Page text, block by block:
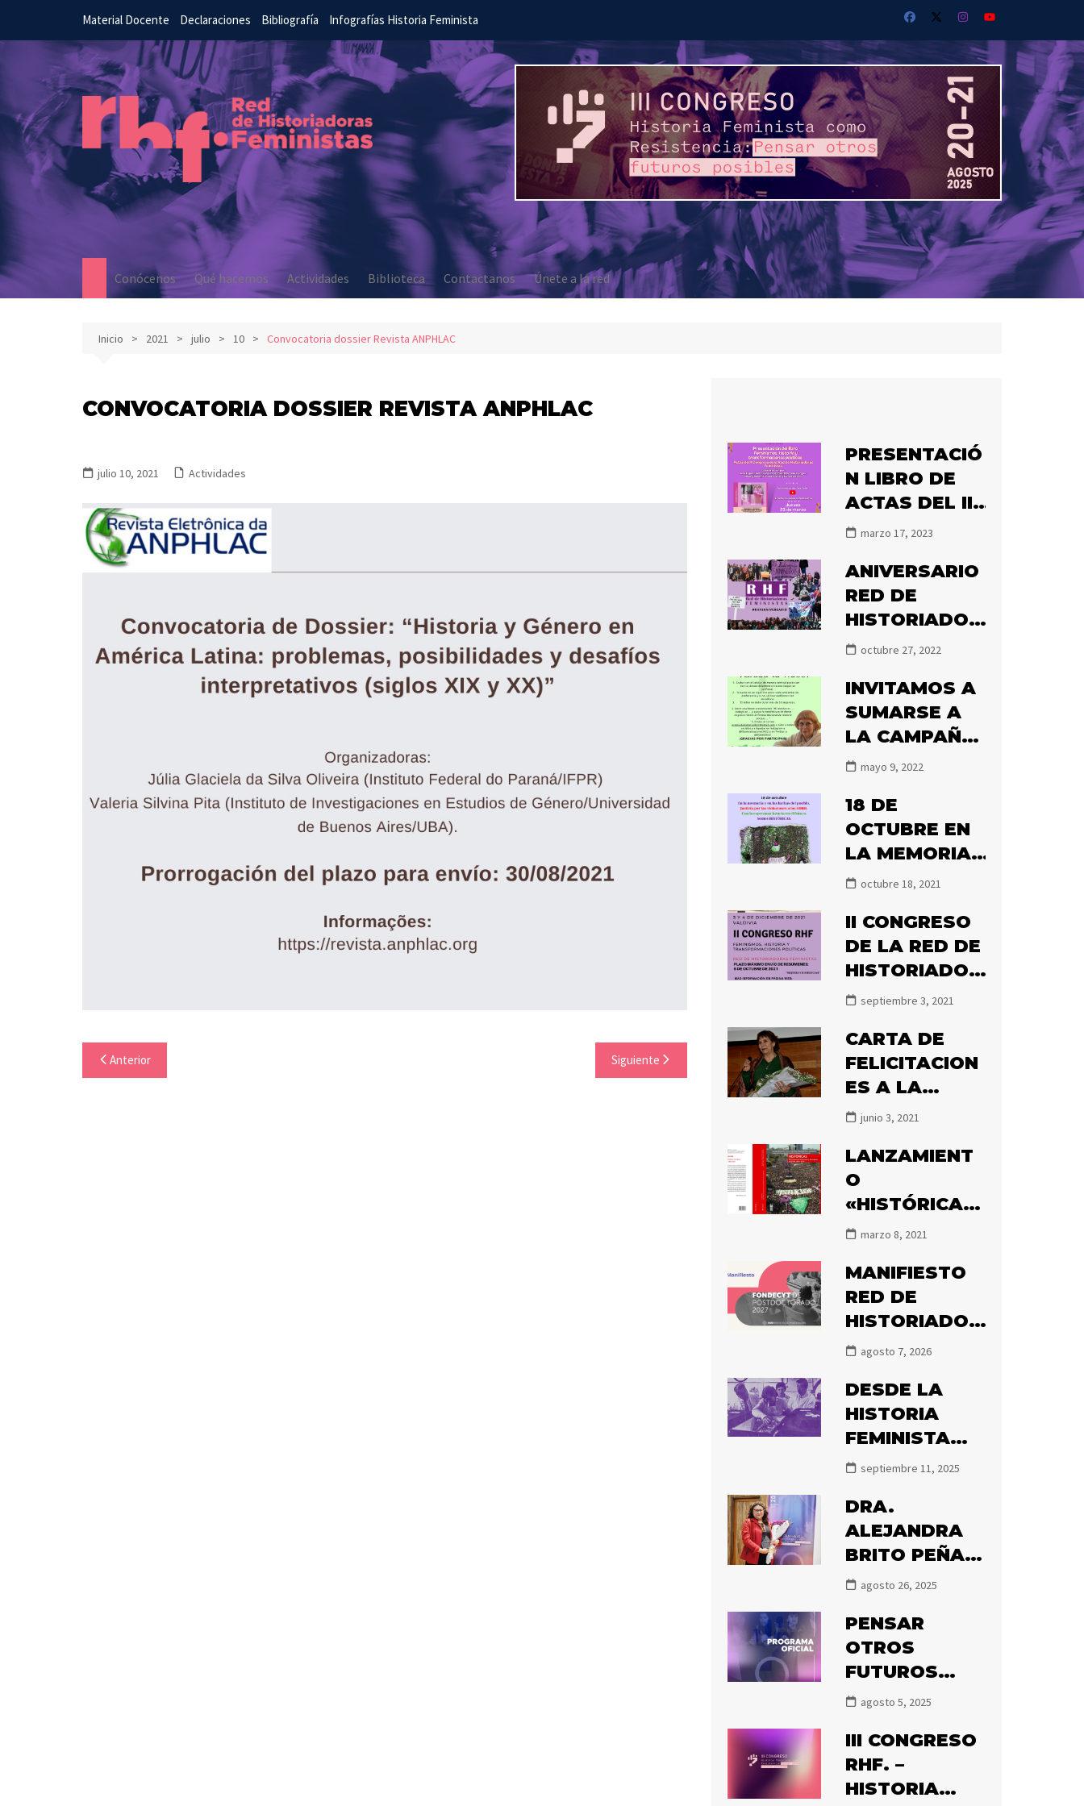
Material Docente Declaraciones Bibliografía Infografías Historia Feminista
Conócenos Qué hacemos Actividades Biblioteca Contactanos Únete a la red
Inicio 2021 julio 10 Convocatoria dossier Revista ANPHLAC
CONVOCATORIA DOSSIER REVISTA ANPHLAC
julio 10, 2021 Actividades
Anterior Siguiente
PRESENTACIÓ
N LIBRO DE
ACTAS DEL II
CONGRESO
«FEMINISMOS
, HISTORIA Y
TRANSFORMA
CIÓN
marzo 17, 2023
ANIVERSARIO
RED DE
HISTORIADOR
ASoctubre 27, 2022
INVITAMOS A
SUMARSE A
LA CAMPAÑA
#ILLANESALN
mayo 9, 2022
18 DE
OCTUBRE EN
LA MEMORIA
Y EN LAS
PUEBLO.
octubre 18, 2021
II CONGRESO
DE LA RED DE
HISTORIADOR
AS
2021
septiembre 3, 2021
CARTA DE
FELICITACION
ES A LA
HISTORIADOR
ANGÉLICA
ILLANES POR
EL PREMIO
ATENEA 2020
junio 3, 2021
LANZAMIENT
O
«HISTÓRICAS.
MOVIMIENTOS
DE MUJERES
EN CHILE,
1850-2020»
marzo 8, 2021
MANIFIESTO
RED DE
HISTORIADOR
AS
SOBRE ÁREAS
PRIORITARIAS
DE
CONCURSO
POSTDOCTOR
AL 2027
agosto 7, 2026
DESDE LA
HISTORIA
FEMINISTA
DECIMOS
septiembre 11, 2025
DRA.
ALEJANDRA
BRITO PEÑA
ES
A CON EL
PREMIO OLGA
POBLETE
2025
agosto 26, 2025
PENSAR
OTROS
FUTUROS
POSIBLES:
COMIENZA EL
III CONGRESO
DE
agosto 5, 2025
III CONGRESO
RHF. –
HISTORIA